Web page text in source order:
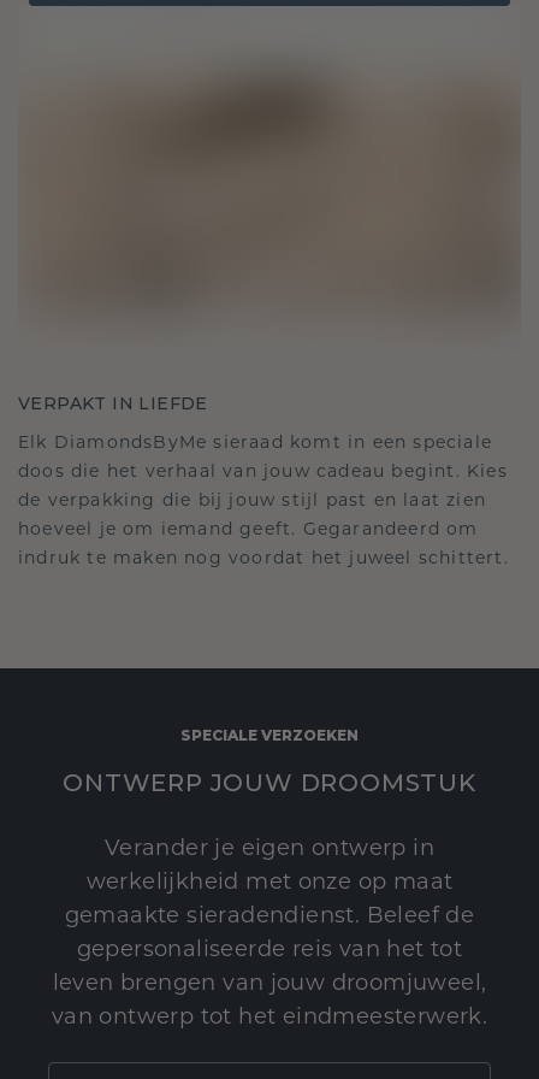
VERPAKT IN LIEFDE
Elk DiamondsByMe sieraad komt in een speciale
doos die het verhaal van jouw cadeau begint. Kies
de verpakking die bij jouw stijl past en laat zien
hoeveel je om iemand geeft. Gegarandeerd om
indruk te maken nog voordat het juweel schittert.
SPECIALE VERZOEKEN
ONTWERP JOUW DROOMSTUK
Verander je eigen ontwerp in
werkelijkheid met onze op maat
gemaakte sieradendienst. Beleef de
gepersonaliseerde reis van het tot
leven brengen van jouw droomjuweel,
van ontwerp tot het eindmeesterwerk.